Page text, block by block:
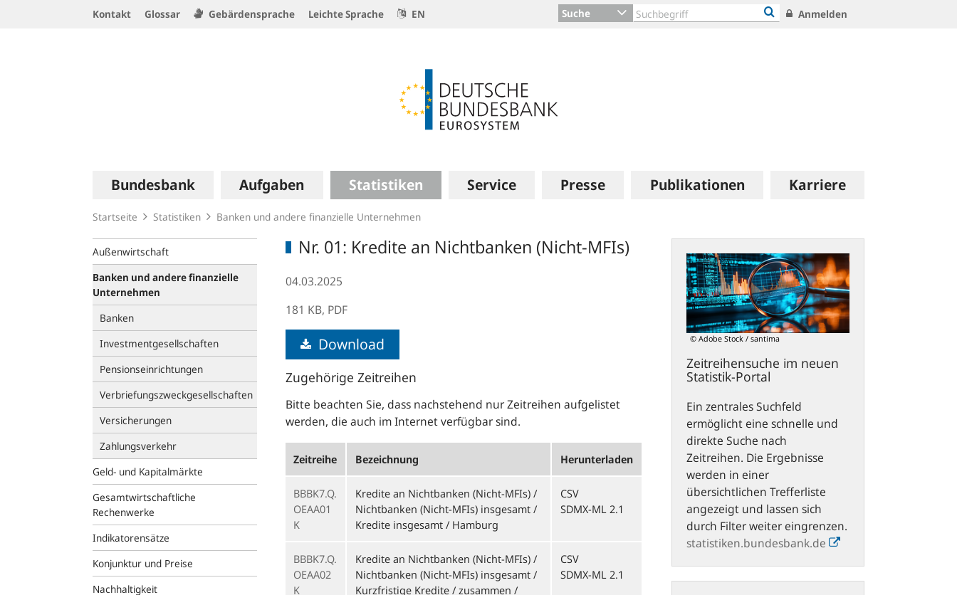
Kontakt Glossar Gebärdensprache Leichte Sprache EN Suche Anmelden
Hauptnavigation
Bundesbank Aufgaben Statistiken Service Presse Publikationen Karriere
Startseite Statistiken Banken und andere finanzielle Unternehmen
Außenwirtschaft
Banken und andere finanzielle
Unternehmen
Banken
Investmentgesellschaften
Pensionseinrichtungen
Verbriefungszweckgesellschaften
Versicherungen
Zahlungsverkehr
Geld- und Kapitalmärkte
Gesamtwirtschaftliche
Rechenwerke
Indikatorensätze
Konjunktur und Preise
Nachhaltigkeit
Nr. 01: Kredite an Nichtbanken (Nicht-MFIs)
04.03.2025
181 KB, PDF
Download
Zugehörige Zeitreihen
Bitte beachten Sie, dass nachstehend nur Zeitreihen aufgelistet
werden, die auch im Internet verfügbar sind.
Zeitreihe Bezeichnung Herunterladen
BBBK7.Q.
OEAA01
K
Kredite an Nichtbanken (Nicht-MFIs) /
Nichtbanken (Nicht-MFIs) insgesamt /
Kredite insgesamt / Hamburg
CSV
SDMX-ML 2.1
BBBK7.Q.
OEAA02
K
Kredite an Nichtbanken (Nicht-MFIs) /
Nichtbanken (Nicht-MFIs) insgesamt /
Kurzfristige Kredite / zusammen /
CSV
SDMX-ML 2.1
© Adobe Stock / santima
Zeitreihensuche im neuen
Statistik-Portal
Ein zentrales Suchfeld
ermöglicht eine schnelle und
direkte Suche nach
Zeitreihen. Die Ergebnisse
werden in einer
übersichtlichen Trefferliste
angezeigt und lassen sich
durch Filter weiter eingrenzen.
statistiken.bundesbank.de